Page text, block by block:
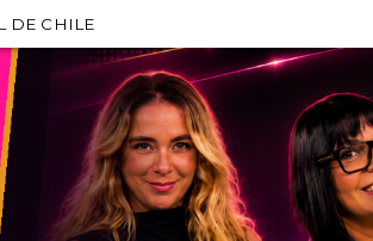
DE CHILE